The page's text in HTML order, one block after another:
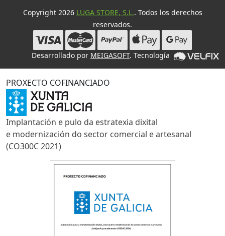
Copyright 2026 LUGA STORE, S.L.. Todos los derechos
reservados.
Desarrollado por MEIGASOFT. Tecnología
PROXECTO COFINANCIADO
Implantación e pulo da estratexia dixital
e modernización do sector comercial e artesanal
(CO300C 2021)